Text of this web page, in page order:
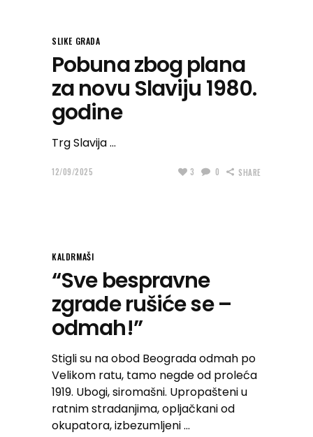
SLIKE GRADA
Pobuna zbog plana
za novu Slaviju 1980.
godine
Trg Slavija
12/09/2025 3 0 SHARE
KALDRMAŠI
“Sve bespravne
zgrade rušiće se –
odmah!”
Stigli su na obod Beograda odmah po
Velikom ratu, tamo negde od proleća
1919. Ubogi, siromašni. Upropašteni u
ratnim stradanjima, opljačkani od
okupatora, izbezumljeni